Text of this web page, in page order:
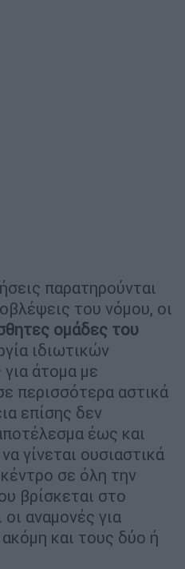
παρατηρούνται
του νόμου, οι
ομάδες του
ιδιωτικών
άτομα με
περισσότερα αστικά
επίσης δεν
έως και
γίνεται ουσιαστικά
σε όλη την
βρίσκεται στο
οι αναμονές για
και τους δύο ή